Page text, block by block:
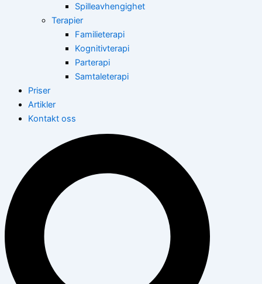
Spilleavhengighet
Terapier
Familieterapi
Kognitivterapi
Parterapi
Samtaleterapi
Priser
Artikler
Kontakt oss